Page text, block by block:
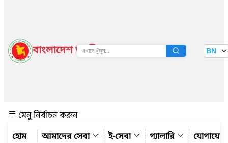
বাংলাদেশ জাতীয় তথ্য বাতায়ন BN
মেনু নির্বাচন করুন
আমাদের সেবা
ই-সেবা গ্যালারি